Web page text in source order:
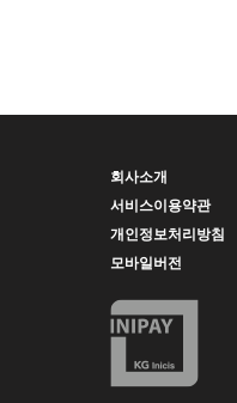
회사소개
서비스이용약관
개인정보처리방침
모바일버전